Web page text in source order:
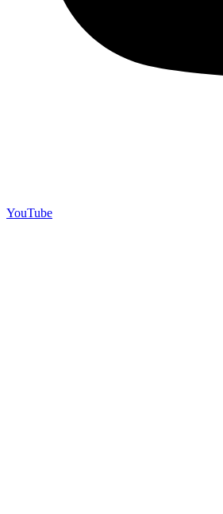
YouTube